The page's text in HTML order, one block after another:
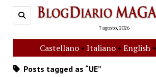
7 agosto, 2026
Castellano• Italiano• English•
Posts tagged as “UE”